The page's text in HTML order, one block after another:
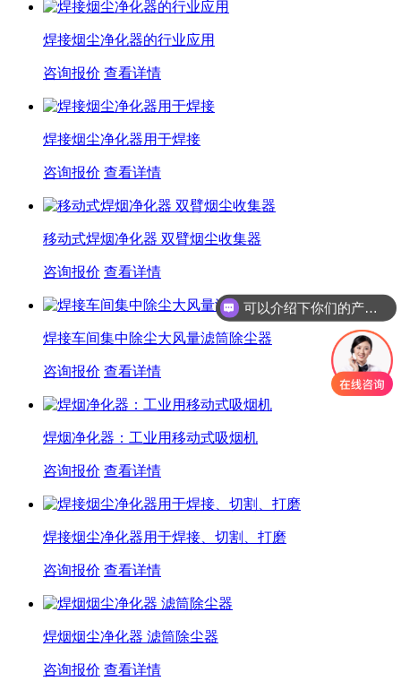
焊接烟尘净化器的行业应用
咨询报价 查看详情
焊接烟尘净化器用于焊接
咨询报价 查看详情
移动式焊烟净化器 双臂烟尘收集器
咨询报价 查看详情
焊接车间集中除尘大风量滤筒除尘器
咨询报价 查看详情
焊烟净化器：工业用移动式吸烟机
咨询报价 查看详情
焊接烟尘净化器用于焊接、切割、打磨
咨询报价 查看详情
焊烟烟尘净化器 滤筒除尘器
咨询报价 查看详情
可以介绍下你们的产品么